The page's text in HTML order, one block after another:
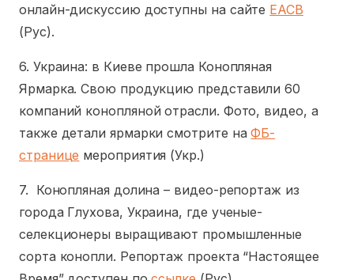
онлайн-дискуссию доступны на сайте ЕАСВ
(Рус).
6. Украина: в Киеве прошла Конопляная
Ярмарка. Свою продукцию представили 60
компаний конопляной отрасли. Фото, видео, а
также детали ярмарки смотрите наФБ-
странице мероприятия (Укр.)
7. Конопляная долина – видео-репортаж из
города Глухова, Украина, где ученые-
селекционеры выращивают промышленные
сорта конопли. Репортаж проекта “Настоящее